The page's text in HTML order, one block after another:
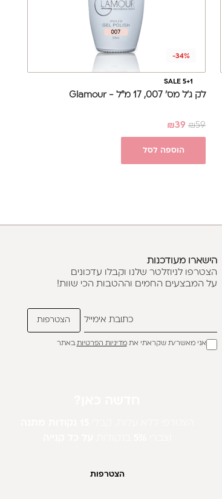
-34%
SALE 5+1
לק ג'ל מס' 007, 17 מ"ל - Glamour
₪59
₪39
הוספה לסל
הישארו מעודכנות
הצטרפו לניוזלטר שלנו וקבלו עדכונים
על המבצעים החמים וההטבות הכי שוות!
אני מאשר/ת שקראתי אתמדיניות הפרטיותבאתר
הצטרפות